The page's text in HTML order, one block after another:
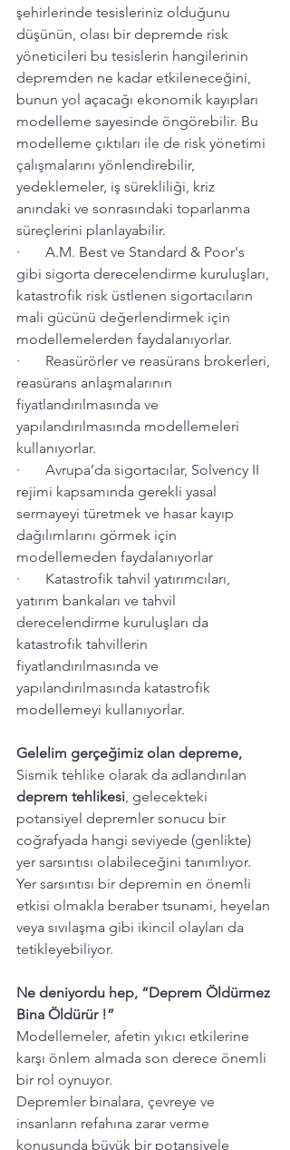
şehirlerinde tesisleriniz olduğunu
düşünün, olası bir depremde risk
yöneticileri bu tesislerin hangilerinin
depremden ne kadar etkileneceğini,
bunun yol açacağı ekonomik kayıpları
modelleme sayesinde öngörebilir. Bu
modelleme çıktıları ile de risk yönetimi
çalışmalarını yönlendirebilir,
yedeklemeler, iş sürekliliği, kriz
anındaki ve sonrasındaki toparlanma
süreçlerini planlayabilir.
·       A.M. Best ve Standard & Poor's
gibi sigorta derecelendirme kuruluşları,
katastrofik risk üstlenen sigortacıların
mali gücünü değerlendirmek için
modellemelerden faydalanıyorlar.
·       Reasürörler ve reasürans brokerleri,
reasürans anlaşmalarının
fiyatlandırılmasında ve
yapılandırılmasında modellemeleri
kullanıyorlar.
·       Avrupa’da sigortacılar, Solvency II
rejimi kapsamında gerekli yasal
sermayeyi türetmek ve hasar kayıp
dağılımlarını görmek için
modellemeden faydalanıyorlar
·       Katastrofik tahvil yatırımcıları,
yatırım bankaları ve tahvil
derecelendirme kuruluşları da
katastrofik tahvillerin
fiyatlandırılmasında ve
yapılandırılmasında katastrofik
modellemeyi kullanıyorlar.
Gelelim gerçeğimiz olan depreme,
Sismik tehlike olarak da adlandırılan
deprem tehlikesi , gelecekteki
potansiyel depremler sonucu bir
coğrafyada hangi seviyede (genlikte)
yer sarsıntısı olabileceğini tanımlıyor.
Yer sarsıntısı bir depremin en önemli
etkisi olmakla beraber tsunami, heyelan
veya sıvılaşma gibi ikincil olayları da
tetikleyebiliyor.
Ne deniyordu hep, “Deprem Öldürmez
Bina Öldürür !”
Modellemeler, afetin yıkıcı etkilerine
karşı önlem almada son derece önemli
bir rol oynuyor.
Depremler binalara, çevreye ve
insanların refahına zarar verme
konusunda büyük bir potansiyele